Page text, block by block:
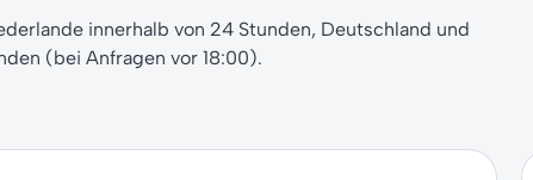
innerhalb von 24 Stunden, Deutschland und
(bei Anfragen vor 18:00).